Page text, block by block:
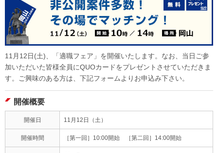
11月12日(土)、「適職フェア」を開催いたします。なお、当日ご参
加いただいた皆様全員にQUOカードをプレゼントさせていただきま
す。ご興味のある方は、下記フォームよりお申込み下さい。
開催概要
開催日 11月12日（土）
開催時間 ［第一回］10:00開始 ［第二回］14:00開始